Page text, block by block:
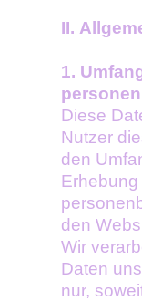
II.
1.
Diese
Nutzer
den
den
Wir
Daten
nur,